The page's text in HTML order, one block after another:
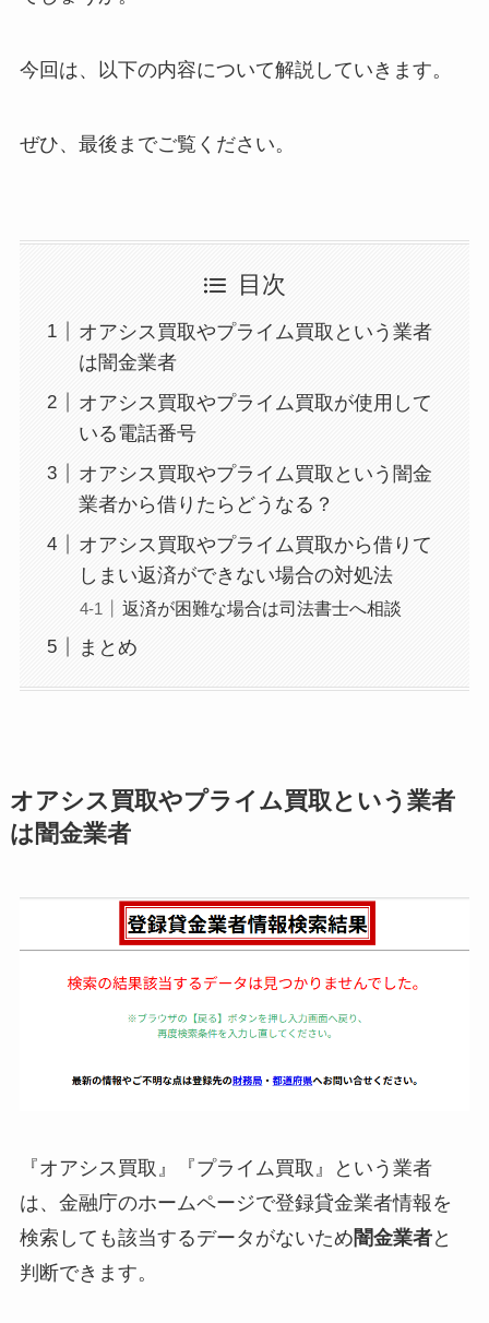
今回は、以下の内容について解説していきます。
ぜひ、最後までご覧ください。
目次
オアシス買取やプライム買取という業者
は闇金業者
オアシス買取やプライム買取が使用して
いる電話番号
オアシス買取やプライム買取という闇金
業者から借りたらどうなる？
オアシス買取やプライム買取から借りて
しまい返済ができない場合の対処法
返済が困難な場合は司法書士へ相談
まとめ
オアシス買取やプライム買取という業者
は闇金業者
『オアシス買取』『プライム買取』という業者
は、金融庁のホームページで登録貸金業者情報を
検索しても該当するデータがないため闇金業者と
判断できます。